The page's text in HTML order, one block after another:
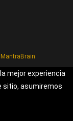
MantraBrain
mejor experiencia
sitio, asumiremos